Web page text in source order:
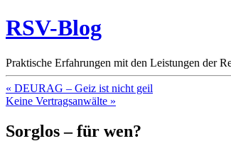
RSV-Blog
Praktische Erfahrungen mit den Leistungen der
« DEURAG – Geiz ist nicht geil
Keine Vertragsanwälte »
Sorglos – für wen?